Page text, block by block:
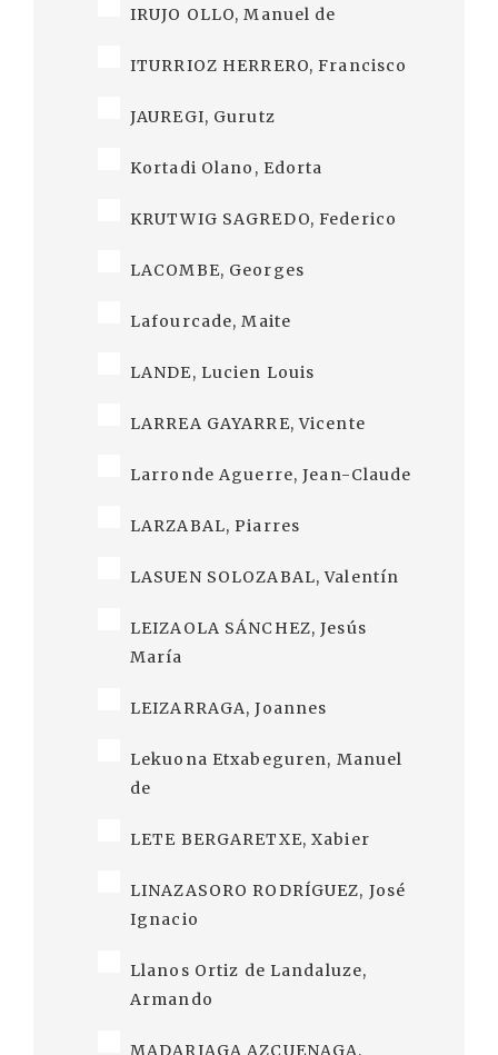
IRUJO OLLO, Manuel de
ITURRIOZ HERRERO, Francisco
JAUREGI, Gurutz
Kortadi Olano, Edorta
KRUTWIG SAGREDO, Federico
LACOMBE, Georges
Lafourcade, Maite
LANDE, Lucien Louis
LARREA GAYARRE, Vicente
Larronde Aguerre, Jean-Claude
LARZABAL, Piarres
LASUEN SOLOZABAL, Valentín
LEIZAOLA SÁNCHEZ, Jesús
María
LEIZARRAGA, Joannes
Lekuona Etxabeguren, Manuel
de
LETE BERGARETXE, Xabier
LINAZASORO RODRÍGUEZ, José
Ignacio
Llanos Ortiz de Landaluze,
Armando
MADARIAGA AZCUENAGA,